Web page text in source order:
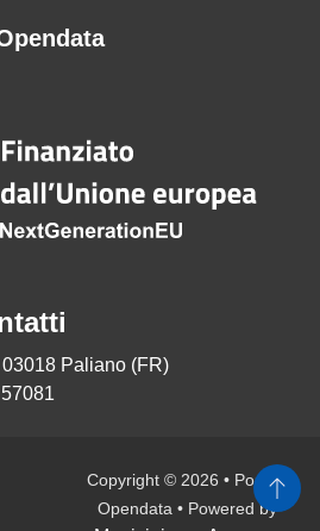
03018 Paliano (FR)
Copyright © 2026 • Portale
Opendata • Powered by